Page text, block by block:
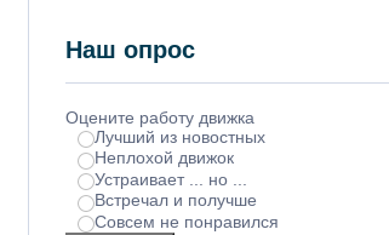
Наш опрос
Оцените работу движка
Лучший из новостных
Неплохой движок
Устраивает ... но ...
Встречал и получше
Совсем не понравился